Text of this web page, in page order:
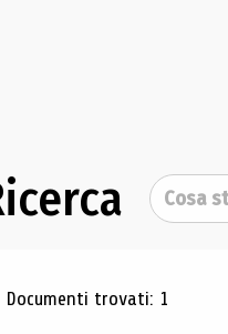
Cerca
Risultati di
Documenti trovati: 1